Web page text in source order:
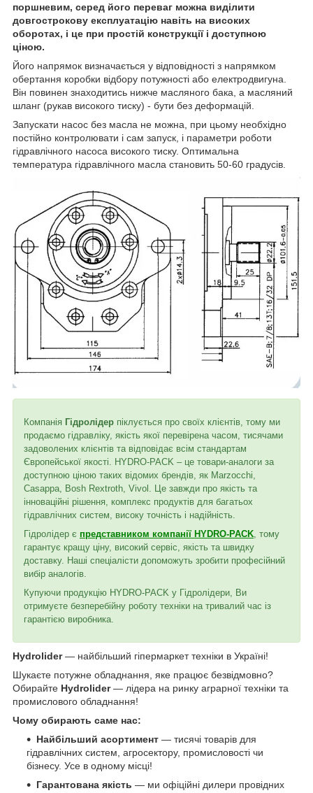
поршневим, серед його переваг можна виділити
довгострокову експлуатацію навіть на високих
оборотах, і це при простій конструкції і доступною
ціною.
Його напрямок визначається у відповідності з напрямком
обертання коробки відбору потужності або електродвигуна.
Він повинен знаходитись нижче масляного бака, а масляний
шланг (рукав високого тиску) - бути без деформацій.
Запускати насос без масла не можна, при цьому необхідно
постійно контролювати і сам запуск, і параметри роботи
гідравлічного насоса високого тиску. Оптимальна
температура гідравлічного масла становить 50-60 градусів.
Компанія Гідролідер піклується про своїх клієнтів, тому ми
продаємо гідравліку, якість якої перевірена часом, тисячами
задоволених клієнтів та відповідає всім стандартам
Європейської якості. HYDRO-PACK – це товари-аналоги за
доступною ціною таких відомих брендів, як Marzocchi,
Casappa, Bosh Rextroth, Vivol. Це завжди про якість та
інноваційні рішення, комплекс продуктів для багатьох
гідравлічних систем, високу точність і надійність.
Гідролідер є представником компанії HYDRO-PACK, тому
гарантує кращу ціну, високий сервіс, якість та швидку
доставку. Наші спеціалісти допоможуть зробити професійний
вибір аналогів.
Купуючи продукцію HYDRO-PACK у Гідролідери, Ви
отримуєте безперебійну роботу техніки на тривалий час із
гарантією виробника.
Hydrolider— найбільший гіпермаркет техніки в Україні!
Шукаєте потужне обладнання, яке працює безвідмовно?
Обирайте Hydrolider— лідера на ринку аграрної техніки та
промислового обладнання!
Чому обирають саме нас:
Найбільший асортимент — тисячі товарів для
гідравлічних систем, агросектору, промисловості чи
бізнесу. Усе в одному місці!
Гарантована якість — ми офіційні дилери провідних